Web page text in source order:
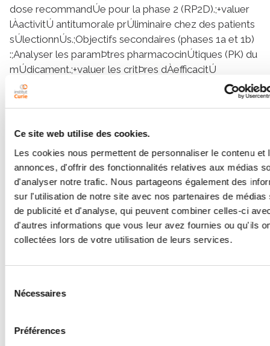
Ce site web utilise des cookies.
Les cookies nous permettent de personnaliser le contenu et
annonces, d'offrir des fonctionnalités relatives aux médias
d'analyser notre trafic. Nous partageons également des
sur l'utilisation de notre site avec nos partenaires de médias
de publicité et d'analyse, qui peuvent combiner celles-ci
d'autres informations que vous leur avez fournies ou qu'ils
collectées lors de votre utilisation de leurs services.
Nécessaires
Préférences
dose recommandÚe pour la phase 2 (RP2D).;+valuer
lÀactivitÚ antitumorale prÚliminaire chez des patients
sÚlectionnÚs.;Objectifs secondaires (phases 1a et 1b)
:;Analyser les paramÞtres pharmacocinÚtiques (PK) du
mÚdicament.;+valuer les critÞres dÀefficacitÚ
prÚliminaire : taux de rÚponse objective (ORR), durÚe
de rÚponse (DOR), taux de contr¶le de la maladie
Lien de l'essai
Investigateur principal
CHRISTOPHE LE